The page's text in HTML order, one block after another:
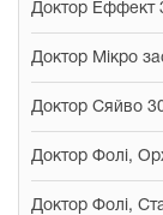
Доктор Еффект
Доктор Мікро
Доктор Сяйво
Доктор Фолі,
Доктор Фолі,